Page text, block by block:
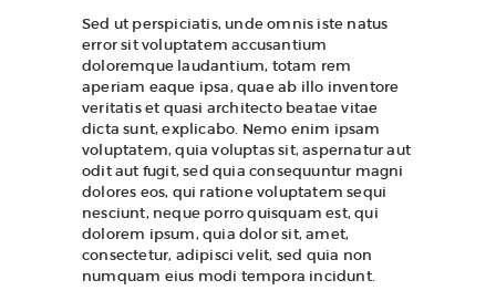
Sed ut perspiciatis, unde omnis iste natus
error sit voluptatem accusantium
doloremque laudantium, totam rem
aperiam eaque ipsa, quae ab illo inventore
veritatis et quasi architecto beatae vitae
dicta sunt, explicabo. Nemo enim ipsam
voluptatem, quia voluptas sit, aspernatur aut
odit aut fugit, sed quia consequuntur magni
dolores eos, qui ratione voluptatem sequi
nesciunt, neque porro quisquam est, qui
dolorem ipsum, quia dolor sit, amet,
consectetur, adipisci velit, sed quia non
numquam eius modi tempora incidunt.